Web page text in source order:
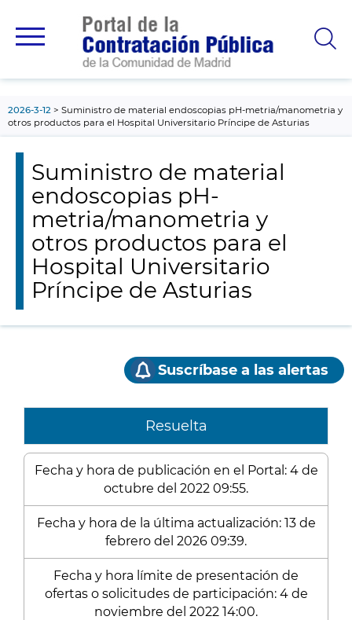
principal
2026-3-12
Suministro de material endoscopias pH-metria/manometria y
otros productos para el Hospital Universitario Príncipe de Asturias
Suministro de material
endoscopias pH-
metria/manometria y
otros productos para el
Hospital Universitario
Príncipe de Asturias
Suscríbase a las alertas
Resuelta
Fecha y hora de publicación en el Portal: 4 de
octubre del 2022 09:55.
Fecha y hora de la última actualización: 13 de
febrero del 2026 09:39.
Fecha y hora límite de presentación de
ofertas o solicitudes de participación: 4 de
noviembre del 2022 14:00.